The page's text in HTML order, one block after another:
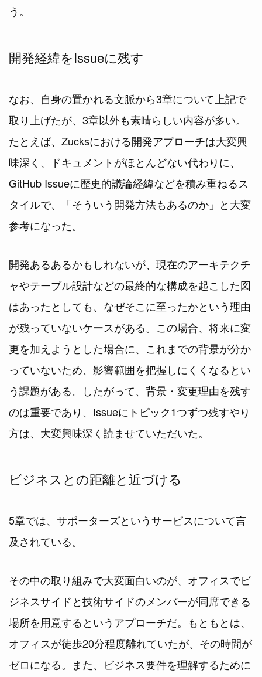
う。
開発経緯をIssueに残す
なお、自身の置かれる文脈から3章について上記で
取り上げたが、3章以外も素晴らしい内容が多い。
たとえば、Zucksにおける開発アプローチは大変興
味深く、ドキュメントがほとんどない代わりに、
GitHub Issueに歴史的議論経緯などを積み重ねるス
タイルで、「そういう開発方法もあるのか」と大変
参考になった。
開発あるあるかもしれないが、現在のアーキテクチ
ャやテーブル設計などの最終的な構成を起こした図
はあったとしても、なぜそこに至ったかという理由
が残っていないケースがある。この場合、将来に変
更を加えようとした場合に、これまでの背景が分か
っていないため、影響範囲を把握しにくくなるとい
う課題がある。したがって、背景・変更理由を残す
のは重要であり、Issueにトピック1つずつ残すやり
方は、大変興味深く読ませていただいた。
ビジネスとの距離と近づける
5章では、サポーターズというサービスについて言
及されている。
その中の取り組みで大変面白いのが、オフィスでビ
ジネスサイドと技術サイドのメンバーが同席できる
場所を用意するというアプローチだ。もともとは、
オフィスが徒歩20分程度離れていたが、その時間が
ゼロになる。また、ビジネス要件を理解するために